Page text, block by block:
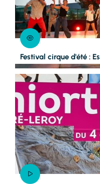
Festival cirque d'été :